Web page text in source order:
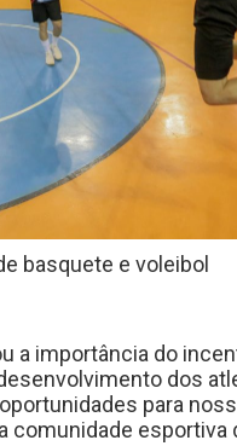
basquete e voleibol
a importância do
dos
para
esportiva